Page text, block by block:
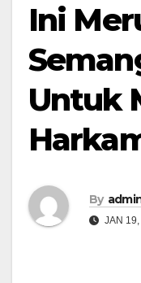
Ini
Untuk
By
JAN